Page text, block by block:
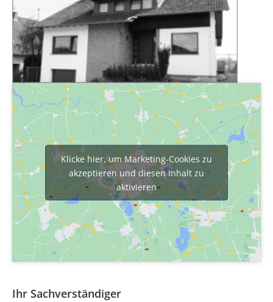
Klicke hier, um Marketing-Cookies zu
akzeptieren und diesen Inhalt zu
aktivieren
Ihr Sachverständiger